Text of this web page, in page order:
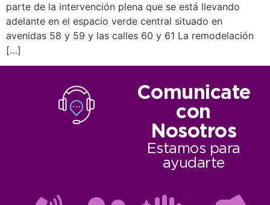
parte de la intervención plena que se está llevando
adelante en el espacio verde central situado en
avenidas 58 y 59 y las calles 60 y 61 La remodelación
[…]
Comunicate
con
Nosotros
Estamos para
ayudarte